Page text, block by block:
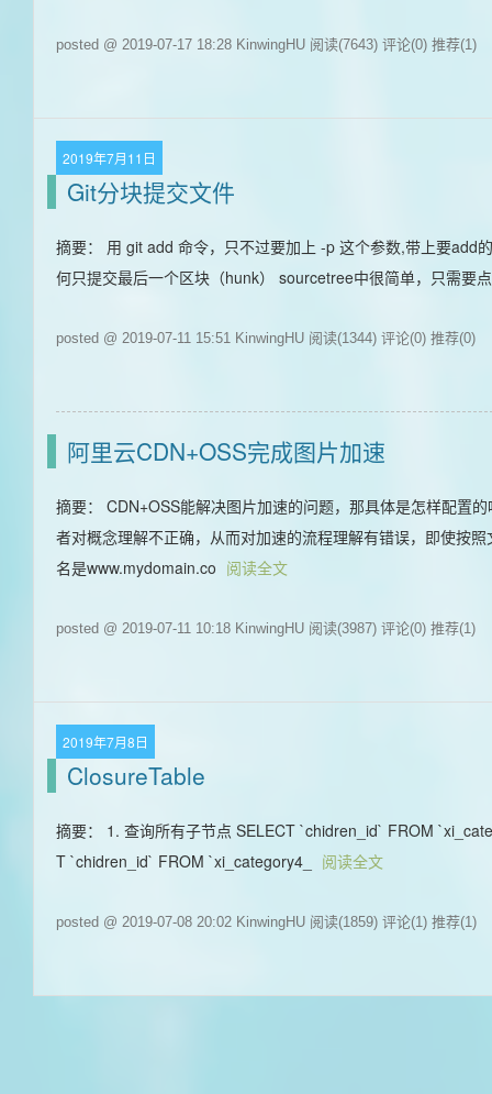
posted @ 2019-07-17 18:28 KinwingHU 阅读(7643) 评论(0) 推荐(1)
2019年7月11日
Git分块提交文件
摘要： 用 git add 命令，只不过要加上 -p 这个参数,带上要add
何只提交最后一个区块（hunk） sourcetree中很简单，只需
posted @ 2019-07-11 15:51 KinwingHU 阅读(1344) 评论(0) 推荐(0)
阿里云CDN+OSS完成图片加速
摘要： CDN+OSS能解决图片加速的问题，那具体是怎样配置
者对概念理解不正确，从而对加速的流程理解有错误，即使按
名是www.mydomain.co 阅读全文
posted @ 2019-07-11 10:18 KinwingHU 阅读(3987) 评论(0) 推荐(1)
2019年7月8日
ClosureTable
摘要： 1. 查询所有子节点 SELECT `chidren_id` FROM
T `chidren_id` FROM `xi_category4_
阅读全文
posted @ 2019-07-08 20:02 KinwingHU 阅读(1859) 评论(1) 推荐(1)